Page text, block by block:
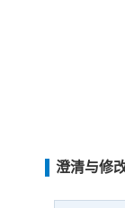
澄清与修